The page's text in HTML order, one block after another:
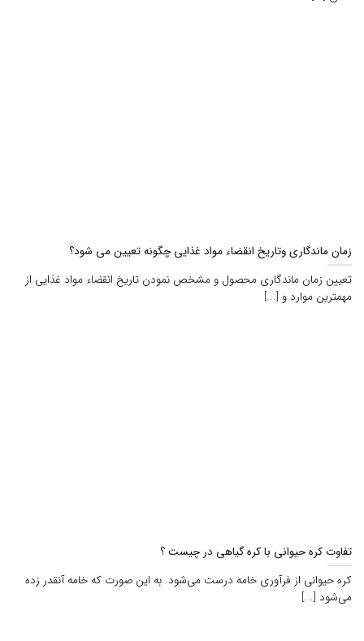
زمان ماندگاری وتاریخ انقضاء مواد غذایی چگونه تعیین می شود؟
تعیین زمان ماندگاری محصول و مشخص نمودن تاریخ انقضاء مواد غذایی از
مهمترین موارد و [...]
تفاوت کره حیوانی با کره گیاهی در چیست ؟
کره حیوانی از فرآوری خامه درست می‌شود. به این صورت که خامه آنقدر زده
می‌شود [...]